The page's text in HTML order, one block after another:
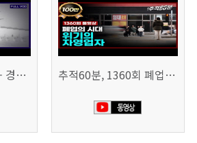
초불확실성의 시대 - 경제를 구하라 494회 (KBS 25.2.11) 추적60분, 1360회 폐업의 시대, 위기의 자영업자